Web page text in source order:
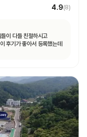
4.9(8)
이 다들 친절하시고
후기가 좋아서 등록했는데